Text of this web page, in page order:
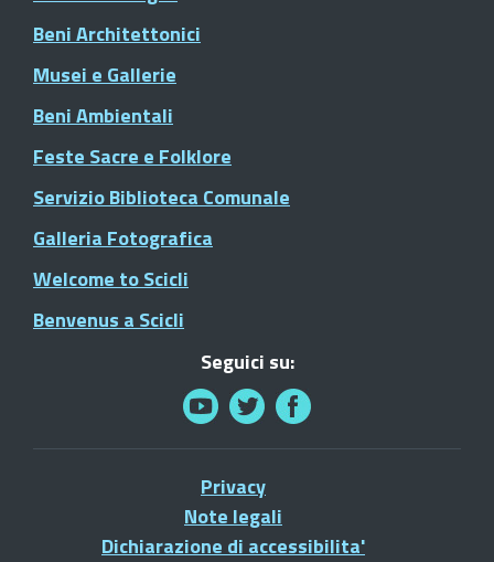
Beni Architettonici
Musei e Gallerie
Beni Ambientali
Feste Sacre e Folklore
Servizio Biblioteca Comunale
Galleria Fotografica
Welcome to Scicli
Benvenus a Scicli
Seguici su:
Privacy
Note legali
Dichiarazione di accessibilita'